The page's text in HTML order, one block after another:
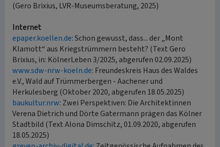
(Gero Brixius, LVR-Museumsberatung, 2025)
Internet
epaper.koellen.de: Schon gewusst, dass... der „Mont
Klamott“ aus Kriegstrümmern besteht? (Text Gero
Brixius, in: KölnerLeben 3/2025, abgerufen 02.09.2025)
www.sdw-nrw-koeln.de: Freundeskreis Haus des Waldes
e.V., Wald auf Trümmerbergen - Aachener und
Herkulesberg (Oktober 2020, abgerufen 18.05.2025)
baukultur.nrw: Zwei Perspektiven: Die Architektinnen
Verena Dietrich und Dörte Gatermann prägen das Kölner
Stadtbild (Text Alona Dimschitz, 01.09.2020, abgerufen
18.05.2025)